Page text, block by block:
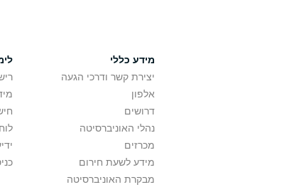
מידע כללי
יצירת קשר ודרכי הגעה
אלפון
דרושים
נהלי האוניברסיטה
מכרזים
מידע לשעת חירום
מבקרת האוניברסיטה